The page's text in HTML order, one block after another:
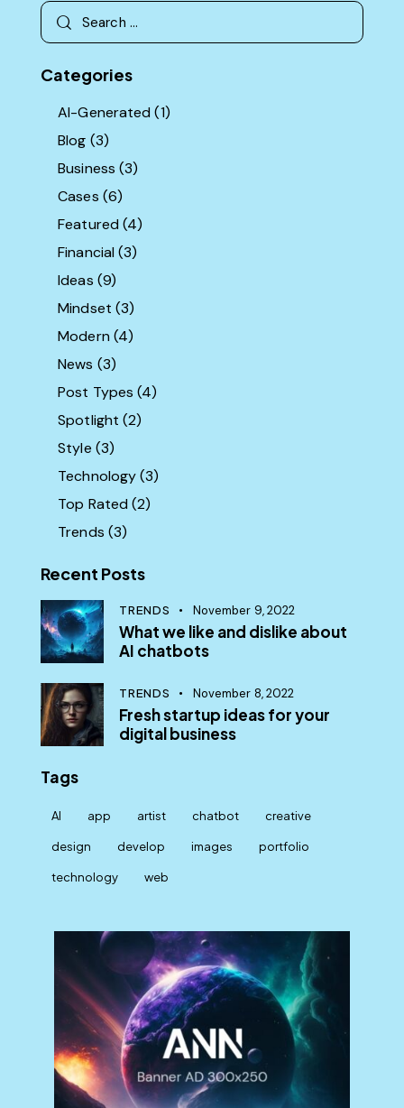
Search
for:
Categories
AI-Generated(1)
Blog (3)
Business (3)
Cases (6)
Featured(4)
Financial(3)
Ideas (9)
Mindset (3)
Modern(4)
News (3)
Post Types (4)
Spotlight (2)
Style (3)
Technology(3)
Top Rated(2)
Trends (3)
Recent Posts
TRENDS November 9, 2022
What we like and dislike about
AI chatbots
TRENDS November 8, 2022
Fresh startup ideas for your
digital business
Tags
AI app artist chatbot creative
design develop images portfolio
technology web